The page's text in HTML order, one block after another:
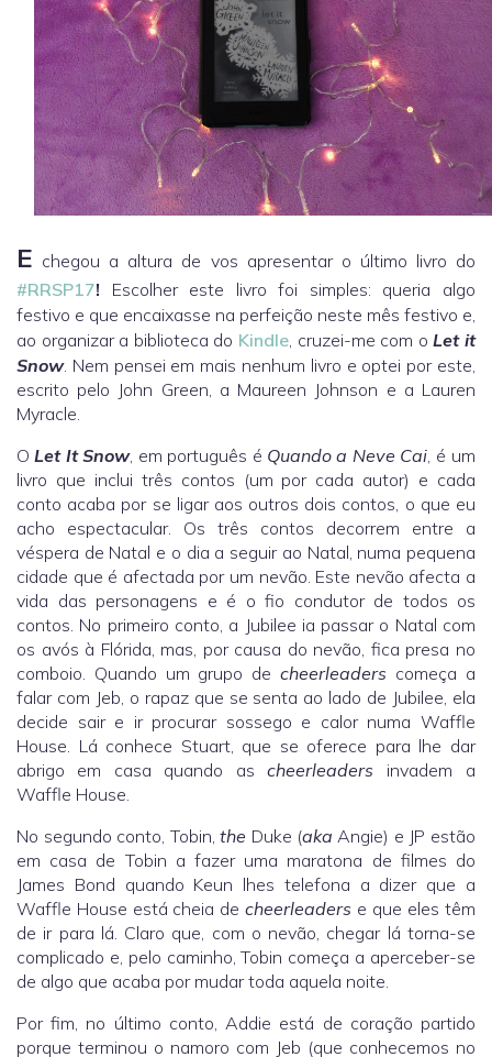
E chegou a altura de vos apresentar o último livro do
#RRSP17! Escolher este livro foi simples: queria algo
festivo e que encaixasse na perfeição neste mês festivo e,
ao organizar a biblioteca do Kindle , cruzei-me com o Let it
Snow. Nem pensei em mais nenhum livro e optei por este,
escrito pelo John Green, a Maureen Johnson e a Lauren
Myracle.
O Let It Snow, em português é Quando a Neve Cai , é um
livro que inclui três contos (um por cada autor) e cada
conto acaba por se ligar aos outros dois contos, o que eu
acho espectacular. Os três contos decorrem entre a
véspera de Natal e o dia a seguir ao Natal, numa pequena
cidade que é afectada por um nevão. Este nevão afecta a
vida das personagens e é o fio condutor de todos os
contos. No primeiro conto, a Jubilee ia passar o Natal com
os avós à Flórida, mas, por causa do nevão, fica presa no
comboio. Quando um grupo de cheerleaders começa a
falar com Jeb, o rapaz que se senta ao lado de Jubilee, ela
decide sair e ir procurar sossego e calor numa Waffle
House. Lá conhece Stuart, que se oferece para lhe dar
abrigo em casa quando as cheerleaders invadem a
Waffle House.
No segundo conto, Tobin, the Duke (aka Angie) e JP estão
em casa de Tobin a fazer uma maratona de filmes do
James Bond quando Keun lhes telefona a dizer que a
Waffle House está cheia de cheerleaders e que eles têm
de ir para lá. Claro que, com o nevão, chegar lá torna-se
complicado e, pelo caminho, Tobin começa a aperceber-se
de algo que acaba por mudar toda aquela noite.
Por fim, no último conto, Addie está de coração partido
porque terminou o namoro com Jeb (que conhecemos no